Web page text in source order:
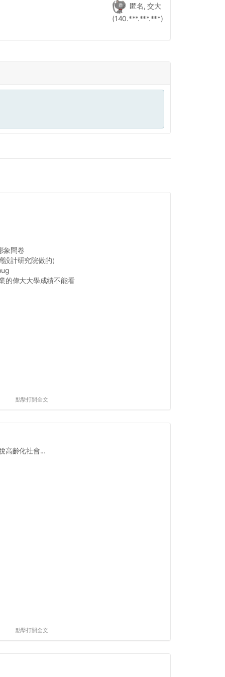
匿名, 交大
(140.***.***.***)
象問卷
計研究院做的）
的偉大大學成績不能看
點擊打開全文
高齡化社會...
點擊打開全文